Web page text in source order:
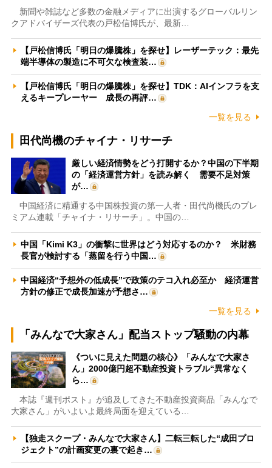
新聞や雑誌など多数の金融メディアに出演するグローバルリン
クアドバイザーズ代表の戸松信博氏が、最新…
【戸松信博氏「明日の爆騰株」を探せ】レーザーテック：最先
端半導体の製造に不可欠な検査装…
【戸松信博氏「明日の爆騰株」を探せ】TDK：AIインフラを支
えるキープレーヤー 成長の再評…
一覧を見る
田代尚機のチャイナ・リサーチ
厳しい経済情勢をどう打開するか？中国の下半期
の「経済運営方針」を読み解く 需要不足対策
が…
中国経済に精通する中国株投資の第一人者・田代尚機氏のプレ
ミアム連載「チャイナ・リサーチ」。中国の…
中国「Kimi K3」の衝撃に世界はどう対応するのか？ 米財務
長官が検討する「蒸留を行う中国…
中国経済“予想外の低成長”で政策のテコ入れ必至か 経済運営
方針の修正で成長加速が予想さ…
一覧を見る
「みんなで大家さん」配当ストップ騒動の内幕
《ついに見えた問題の核心》「みんなで大家さ
ん」2000億円超不動産投資トラブル“異常なく
ら…
本誌『週刊ポスト』が追及してきた不動産投資商品「みんなで
大家さん」がいよいよ最終局面を迎えている…
【独走スクープ・みんなで大家さん】二転三転した“成田プロ
ジェクト”の計画変更の裏で起き…